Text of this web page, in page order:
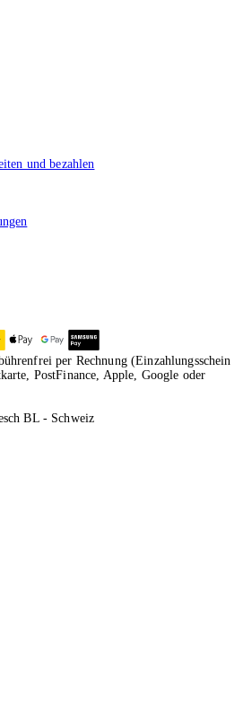
und bezahlen
per Rechnung (Einzahlungsschein
PostFinance, Apple, Google oder
BL - Schweiz